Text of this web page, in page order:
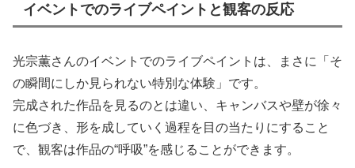
イベントでのライブペイントと観客の反応
光宗薫さんのイベントでのライブペイントは、まさに「そ
の瞬間にしか見られない特別な体験」です。
完成された作品を見るのとは違い、キャンバスや壁が徐々
に色づき、形を成していく過程を目の当たりにすること
で、観客は作品の“呼吸”を感じることができます。